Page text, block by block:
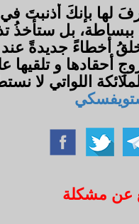
لها بإنكَ أذنبتَ
بل ستأخذُ
أخطاءً جديدةً
أحقادها و
اللواتي لا
عن مشكلة